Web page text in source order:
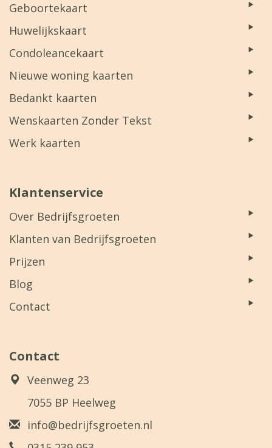
Geboortekaart
Huwelijkskaart
Condoleancekaart
Nieuwe woning kaarten
Bedankt kaarten
Wenskaarten Zonder Tekst
Werk kaarten
Klantenservice
Over Bedrijfsgroeten
Klanten van Bedrijfsgroeten
Prijzen
Blog
Contact
Contact
Veenweg 23
7055 BP Heelweg
info@bedrijfsgroeten.nl